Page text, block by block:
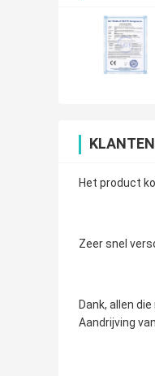
Het product
Zeer snel
Dank, allen
Aandrijving